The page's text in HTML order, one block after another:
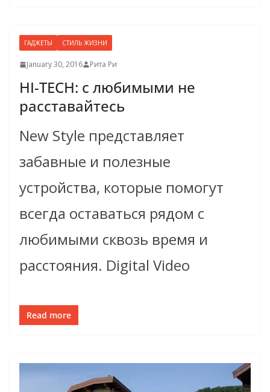
ГАДЖЕТЫ СТИЛЬ ЖИЗНИ
January 30, 2016 Рита Ри
HI-TECH: с любимыми не
расставайтесь
New Style представляет
забавные и полезные
устройства, которые помогут
всегда оставаться рядом с
любимыми сквозь время и
расстояния. Digital Video
Read more